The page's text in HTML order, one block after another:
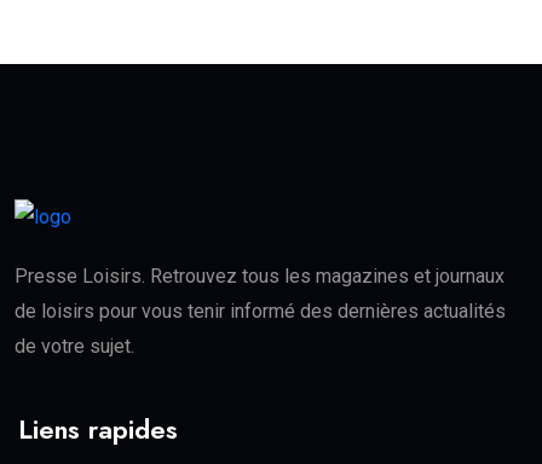
Presse Loisirs. Retrouvez tous les magazines et journaux
de loisirs pour vous tenir informé des dernières actualités
de votre sujet.
Liens rapides